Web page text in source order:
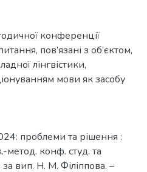
конференції
пов’язані з об’єктом,
лінгвістики,
мови як засобу
проблеми та рішення :
метод. конф. студ. та
вип. Н. М. Філіппова. –